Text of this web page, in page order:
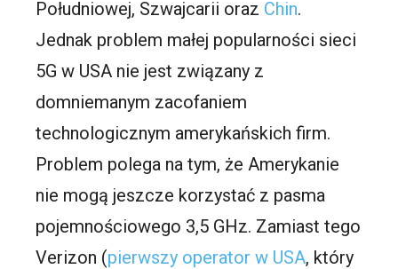
Południowej, Szwajcarii oraz Chin.
Jednak problem małej popularności sieci
5G w USA nie jest związany z
domniemanym zacofaniem
technologicznym amerykańskich firm.
Problem polega na tym, że Amerykanie
nie mogą jeszcze korzystać z pasma
pojemnościowego 3,5 GHz. Zamiast tego
Verizon (pierwszy operator w USA, który